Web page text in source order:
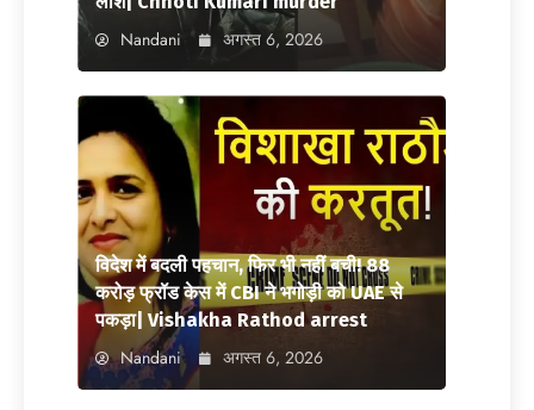
Nandani अगस्त 6, 2026
विदेश में बदली पहचान, फिर भी नहीं बची! 88
करोड़ फ्रॉड केस में CBI ने भगोड़ी को UAE से
पकड़ा| Vishakha Rathod arrest
Nandani अगस्त 6, 2026